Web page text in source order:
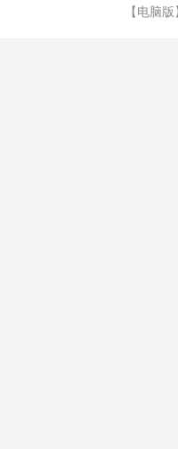
【电脑版